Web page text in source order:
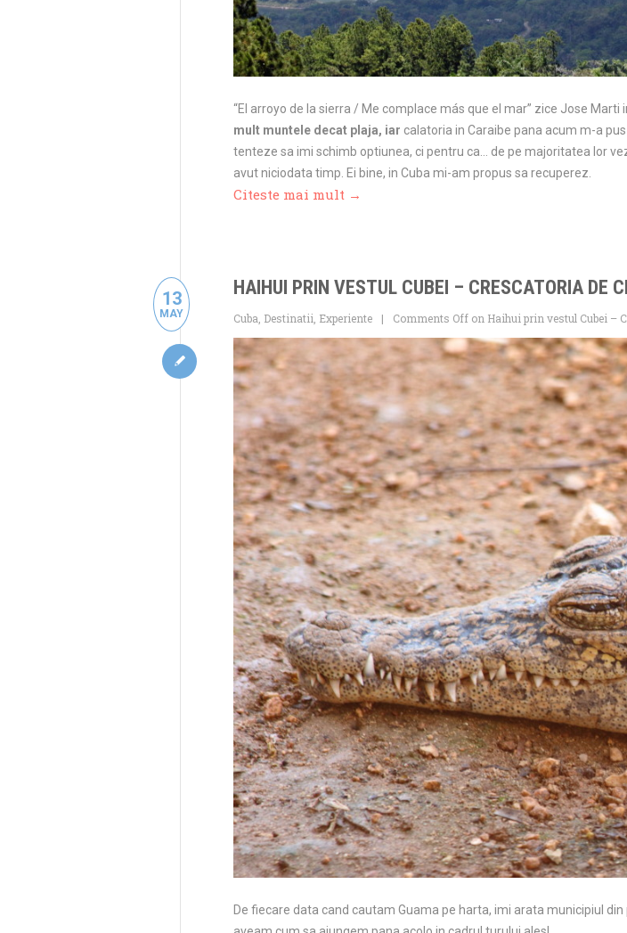
“El arroyo de la sierra / Me complace más que el mar” zice Jose Marti
mult muntele decat plaja, iar calatoria in Caraibe pana acum m-a
tenteze sa imi schimb optiunea, ci pentru ca… de pe majoritatea lor
avut niciodata timp. Ei bine, in Cuba mi-am propus sa recuperez.
Citeste mai mult →
13
MAY
HAIHUI PRIN VESTUL CUBEI – CRESCATORIA DE
Cuba Destinatii Experiente Comments Off on Haihui prin vestul Cubei –
De fiecare data cand cautam Guama pe harta, imi arata municipiul